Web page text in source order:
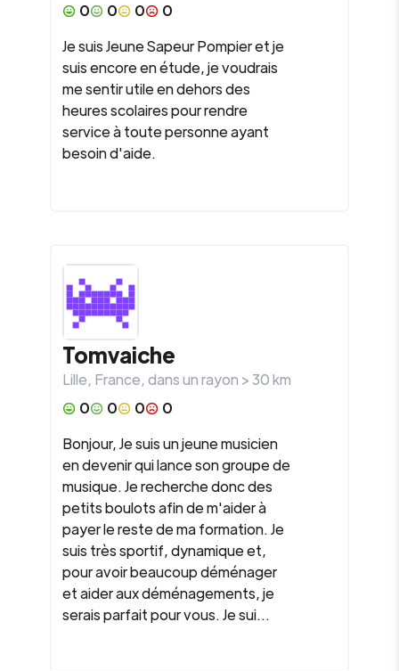
0
0 0
0
Je suis Jeune Sapeur Pompier et je
suis encore en étude, je voudrais
me sentir utile en dehors des
heures scolaires pour rendre
service à toute personne ayant
besoin d'aide.
Tomvaiche
Lille, France, dans un rayon >30km
0
0 0
0
Bonjour, Je suis un jeune musicien
en devenir qui lance son groupe de
musique. Je recherche donc des
petits boulots afin de m'aider à
payer le reste de ma formation. Je
suis très sportif, dynamique et,
pour avoir beaucoup déménager
et aider aux déménagements, je
serais parfait pour vous. Je sui...